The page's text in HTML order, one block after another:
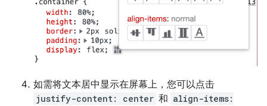
如需将文本居中显示在屏幕上，您可以点击
justify-content: center 和 align-items: